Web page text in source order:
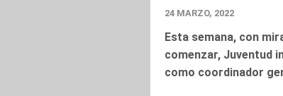
24 MARZO, 2022
Esta semana, con
comenzar, Juventud
como coordinador